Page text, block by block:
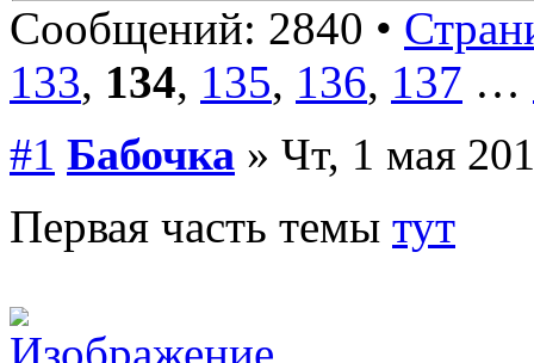
Сообщений: 2840 •
133, 134, 135, 136, 137 …
#1 Бабочка » Чт, 1 мая
Первая часть темы тут